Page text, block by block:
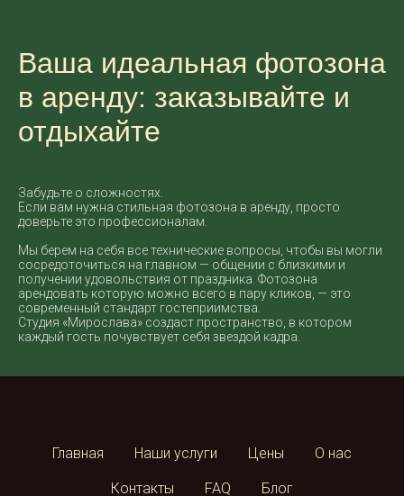
Ваша идеальная фотозона
в аренду: заказывайте и
отдыхайте
Забудьте о сложностях.
Если вам нужна стильная фотозона в аренду, просто
доверьте это профессионалам.
Мы берем на себя все технические вопросы, чтобы вы могли
сосредоточиться на главном — общении с близкими и
получении удовольствия от праздника. Фотозона
арендовать которую можно всего в пару кликов, — это
современный стандарт гостеприимства.
Студия «Мирослава» создаст пространство, в котором
каждый гость почувствует себя звездой кадра.
Главная Наши услуги Цены О нас
Контакты FAQ Блог